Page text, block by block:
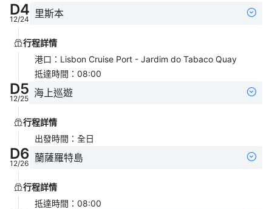
D4
12/24 里斯本
行程詳情
港口 ： Lisbon Cruise Port - Jardim do Tabaco Quay
抵達時間 ： 08:00
D5
12/25 海上巡遊
行程詳情
出發時間 ： 全日
D6
12/26 蘭薩羅特島
行程詳情
抵達時間 ： 08:00